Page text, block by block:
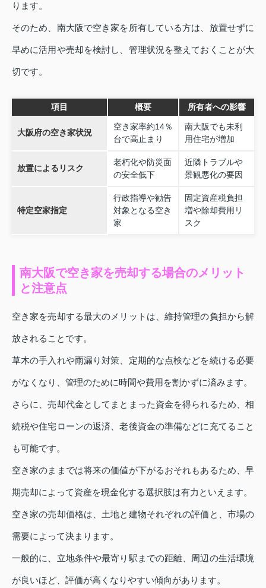
ります。
そのため、南大阪で空き家を所有している方は、放置せずに
早めに活用や売却を検討し、管理状況を整えておくことが大
切です。
項目 概要 所有者への影響
大阪府の空き家状況
空き家率約14％
台で高止まり
南大阪でも未利
用住宅が増加
放置によるリスク
老朽化や防災面
の安全低下
近隣トラブルや
景観悪化の要因
特定空家指定
行政指導や勧告
対象となる空き
家
固定資産税負担
増や除却費用リ
スク
南大阪で空き家を売却する場合のメリット
と注意点
空き家を売却する最大のメリットは、維持管理の負担から解
放されることです。
草木の手入れや雨漏り対策、定期的な点検などを続ける必要
がなくなり、管理のために時間や費用を割かずに済みます。
さらに、売却代金としてまとまった資金を得られるため、相
続税や住宅ローンの返済、老後資金の準備などに充てること
も可能です。
空き家のままでは将来の価値が下がるおそれもあるため、早
期売却によって資産を現金化する選択肢は有力といえます。
空き家の売却価格は、土地と建物それぞれの評価と、市場の
需要によって決まります。
一般的に、立地条件や最寄り駅までの距離、周辺の生活環境
が良いほど、評価が高くなりやすい傾向があります。